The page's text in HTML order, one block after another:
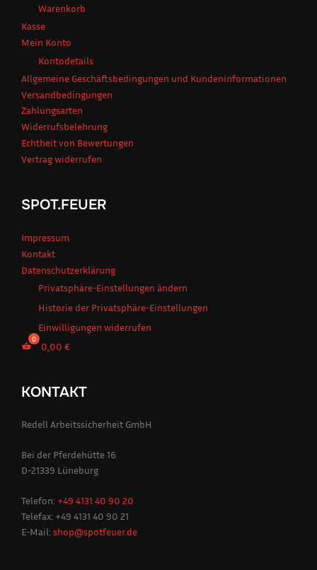
Warenkorb
Kasse
Mein Konto
Kontodetails
Allgemeine Geschäftsbedingungen und Kundeninformationen
Versandbedingungen
Zahlungsarten
Widerrufsbelehrung
Echtheit von Bewertungen
Vertrag widerrufen
SPOT.FEUER
Impressum
Kontakt
Datenschutzerklärung
Privatsphäre-Einstellungen ändern
Historie der Privatsphäre-Einstellungen
Einwilligungen widerrufen
0,00 €
KONTAKT
Redell Arbeitssicherheit GmbH
Bei der Pferdehütte 16
D-21339 Lüneburg
Telefon: +49 4131 40 90 20
Telefax: +49 4131 40 90 21
E-Mail: shop@spotfeuer.de